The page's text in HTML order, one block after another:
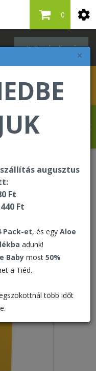
×
augusztus
Ft
Ft
Pack-et, és egy Aloe
adunk!
Baby most 50%
a Tiéd.
több időt
Bejelentkezés
0
üdvözli Önt a
áruházában!